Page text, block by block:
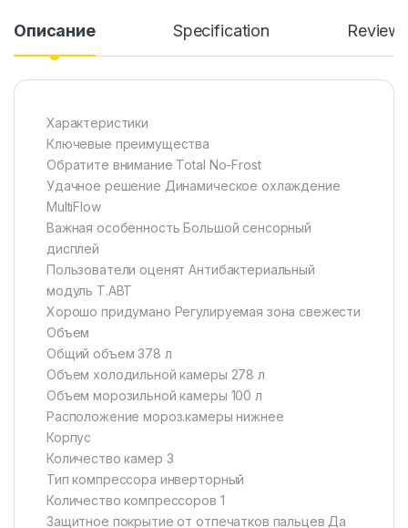
Описание Specification
Характеристики
Ключевые преимущества
Обратите внимание Total No-Frost
Удачное решение Динамическое охлаждение
MultiFlow
Важная особенность Большой сенсорный
дисплей
Пользователи оценят Антибактериальный
модуль T.ABT
Хорошо придумано Регулируемая зона свежести
Объем
Общий объем 378 л
Объем холодильной камеры 278 л
Объем морозильной камеры 100 л
Расположение мороз.камеры нижнее
Корпус
Количество камер 3
Тип компрессора инверторный
Количество компрессоров 1
Защитное покрытие от отпечатков пальцев Да